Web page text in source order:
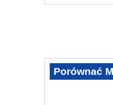
Porównać